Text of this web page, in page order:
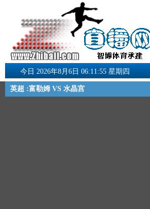
今日 2026年8月6日 06:11:55 星期四
英超 :富勒姆 VS 水晶宫